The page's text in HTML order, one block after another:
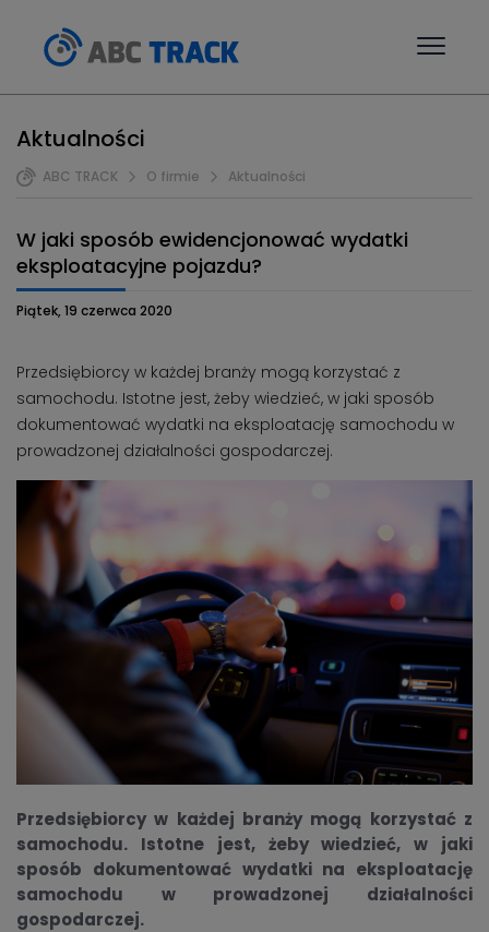
Aktualności
ABC TRACK O firmie Aktualności
W jaki sposób ewidencjonować wydatki
eksploatacyjne pojazdu?
Piątek, 19 czerwca 2020
Przedsiębiorcy w każdej branży mogą korzystać z
samochodu. Istotne jest, żeby wiedzieć, w jaki sposób
dokumentować wydatki na eksploatację samochodu w
prowadzonej działalności gospodarczej.
Przedsiębiorcy w każdej branży mogą korzystać z
samochodu. Istotne jest, żeby wiedzieć, w jaki
sposób dokumentować wydatki na eksploatację
samochodu w prowadzonej działalności
gospodarczej.